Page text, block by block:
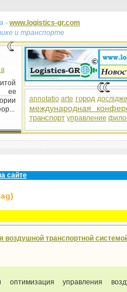
- www.logistics-gr.com
и транспорте
ее
annotatio arte город
международная
транспорт управление
сайте
воздушной транспортной
оптимизация управления